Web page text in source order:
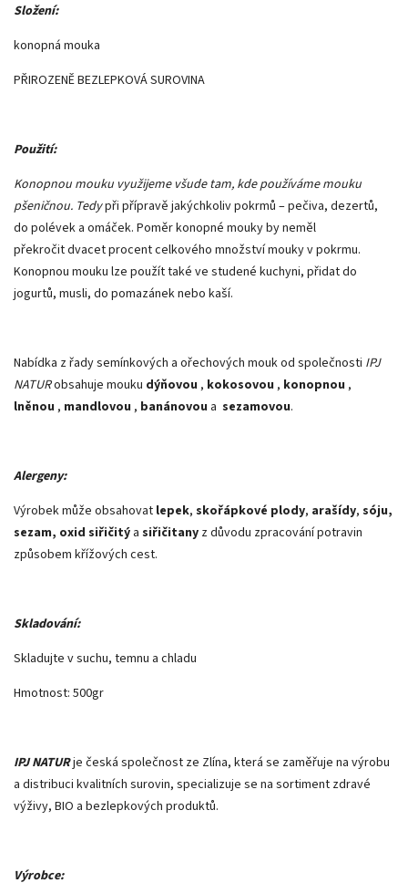
Složení:
konopná mouka
PŘIROZENĚ BEZLEPKOVÁ SUROVINA
Použití:
Konopnou mouku využijeme všude tam, kde používáme mouku
pšeničnou. Tedypři přípravě jakýchkoliv pokrmů – pečiva, dezertů,
do polévek a omáček. Poměr konopné mouky by neměl
překročit dvacet procent celkového množství mouky v pokrmu.
Konopnou mouku lze použít také ve studené kuchyni, přidat do
jogurtů, musli, do pomazánek nebo kaší.
Nabídka z řady semínkových a ořechových mouk od společnosti IPJ
NATURobsahuje mouku dýňovou , kokosovou , konopnou ,
lněnou , mandlovou , banánovou a sezamovou.
Alergeny:
Výrobek může obsahovat lepek, skořápkové plody, arašídy, sóju,
sezam, oxid siřičitý a siřičitany z důvodu zpracování potravin
způsobem křížových cest.
Skladování:
Skladujte v suchu, temnu a chladu
Hmotnost: 500gr
IPJ NATURje česká společnost ze Zlína, která se zaměřuje na výrobu
a distribuci kvalitních surovin, specializuje se na sortiment zdravé
výživy, BIO a bezlepkových produktů.
Výrobce: